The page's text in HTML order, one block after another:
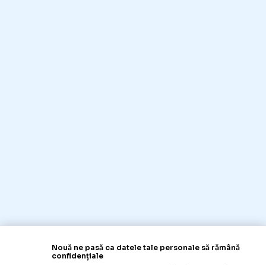
Nouă ne pasă ca datele tale personale să rămână
confidențiale